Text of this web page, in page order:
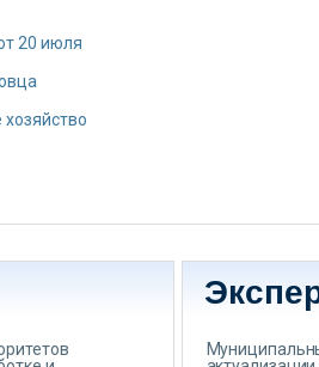
20 июля
хозяйство